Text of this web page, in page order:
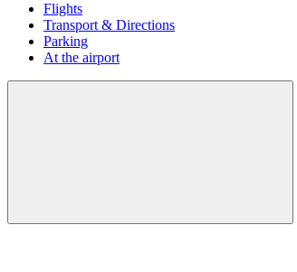
Flights
Transport & Directions
Parking
At the airport